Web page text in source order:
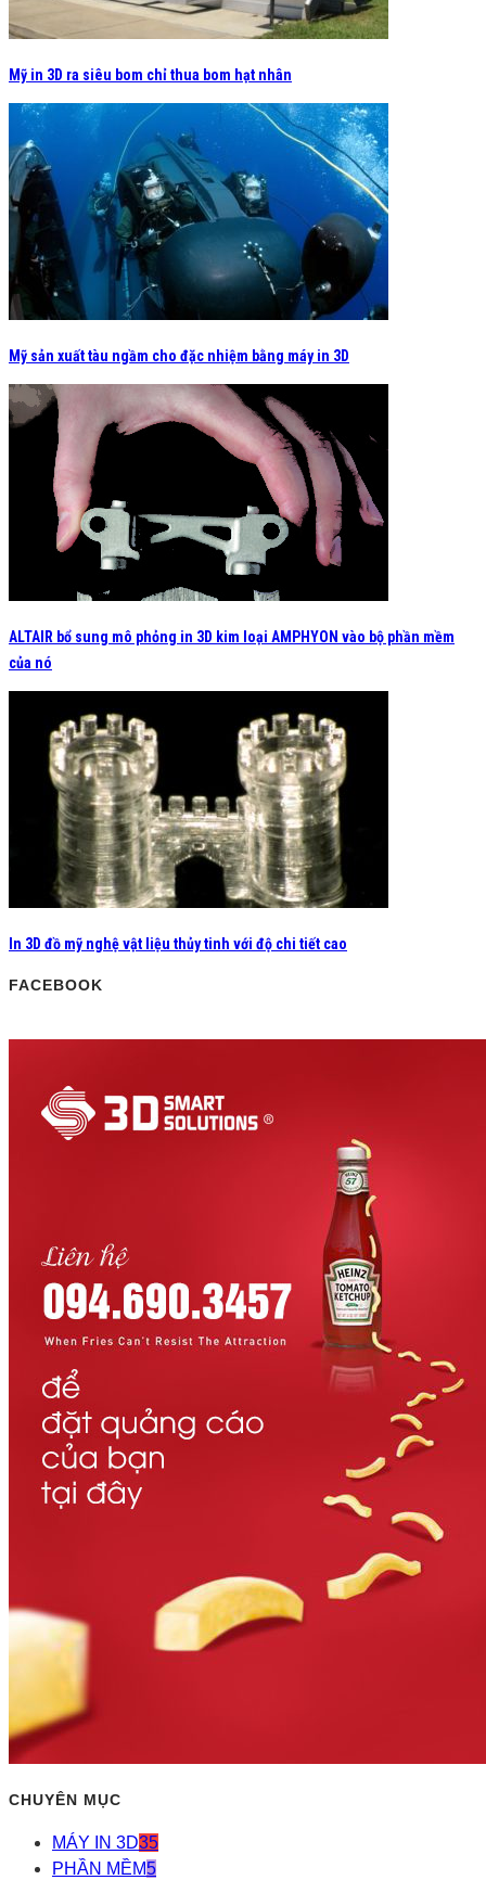
Mỹ in 3D ra siêu bom chỉ thua bom hạt nhân
Mỹ sản xuất tàu ngầm cho đặc nhiệm bằng máy in 3D
ALTAIR bổ sung mô phỏng in 3D kim loại AMPHYON vào bộ phần mềm
của nó
In 3D đồ mỹ nghệ vật liệu thủy tinh với độ chi tiết cao
FACEBOOK
CHUYÊN MỤC
MÁY IN 3D35
PHẦN MỀM5